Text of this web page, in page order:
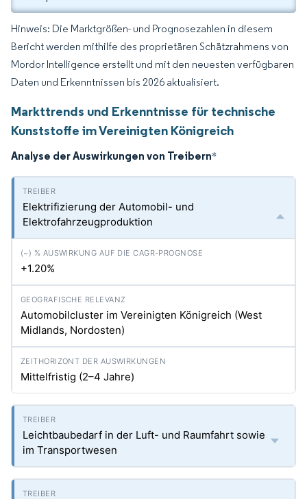
Hinweis: Die Marktgrößen- und Prognosezahlen in diesem
Bericht werden mithilfe des proprietären Schätzrahmens von
Mordor Intelligence erstellt und mit den neuesten verfügbaren
Daten und Erkenntnissen bis 2026 aktualisiert.
Markttrends und Erkenntnisse für technische
Kunststoffe im Vereinigten Königreich
Analyse der Auswirkungen von Treibern*
Elektrifizierung der Automobil- und
Elektrofahrzeugproduktion
+1.20%
Automobilcluster im Vereinigten Königreich (West
Midlands, Nordosten)
Mittelfristig (2–4 Jahre)
Leichtbaubedarf in der Luft- und Raumfahrt sowie
im Transportwesen